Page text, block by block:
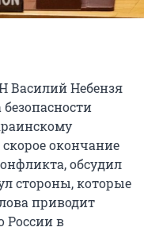
Василий Небензя
окончание
обсудил
стороны, которые
приводит
России в